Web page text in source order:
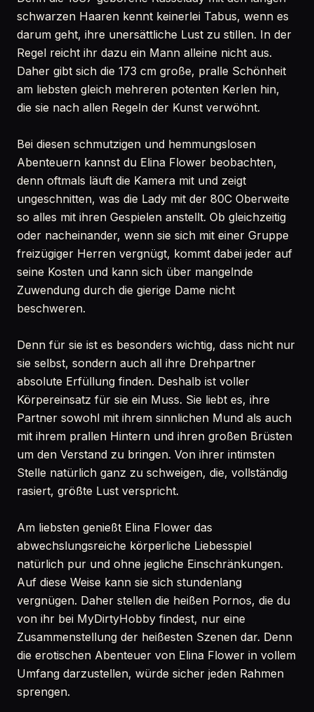
schwarzen Haaren kennt keinerlei Tabus, wenn es
darum geht, ihre unersättliche Lust zu stillen. In der
Regel reicht ihr dazu ein Mann alleine nicht aus.
Daher gibt sich die 173 cm große, pralle Schönheit
am liebsten gleich mehreren potenten Kerlen hin,
die sie nach allen Regeln der Kunst verwöhnt.
Bei diesen schmutzigen und hemmungslosen
Abenteuern kannst du Elina Flower beobachten,
denn oftmals läuft die Kamera mit und zeigt
ungeschnitten, was die Lady mit der 80C Oberweite
so alles mit ihren Gespielen anstellt. Ob gleichzeitig
oder nacheinander, wenn sie sich mit einer Gruppe
freizügiger Herren vergnügt, kommt dabei jeder auf
seine Kosten und kann sich über mangelnde
Zuwendung durch die gierige Dame nicht
beschweren.
Denn für sie ist es besonders wichtig, dass nicht nur
sie selbst, sondern auch all ihre Drehpartner
absolute Erfüllung finden. Deshalb ist voller
Körpereinsatz für sie ein Muss. Sie liebt es, ihre
Partner sowohl mit ihrem sinnlichen Mund als auch
mit ihrem prallen Hintern und ihren großen Brüsten
um den Verstand zu bringen. Von ihrer intimsten
Stelle natürlich ganz zu schweigen, die, vollständig
rasiert, größte Lust verspricht.
Am liebsten genießt Elina Flower das
abwechslungsreiche körperliche Liebesspiel
natürlich pur und ohne jegliche Einschränkungen.
Auf diese Weise kann sie sich stundenlang
vergnügen. Daher stellen die heißen Pornos, die du
von ihr bei MyDirtyHobby findest, nur eine
Zusammenstellung der heißesten Szenen dar. Denn
die erotischen Abenteuer von Elina Flower in vollem
Umfang darzustellen, würde sicher jeden Rahmen
sprengen.